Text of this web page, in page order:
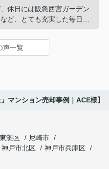
駅へのアクセス、阪急西宮
買い物施設など、将来も安
ました。
きに考えられるようにな
なりました。
トさんへ相談すると、収益
ご提案いただきました。
したい物件です。」
切に運営してくださること
休日には阪急西宮ガーデン
ど、とても充実した毎日を
校進学を意識する年齢にな
」の査定だけでなく、新居
金計画についても丁寧に説
声一覧
マンション売却事例｜ACE様】
灘区
尼崎市
神戸市北区
神戸市兵庫区